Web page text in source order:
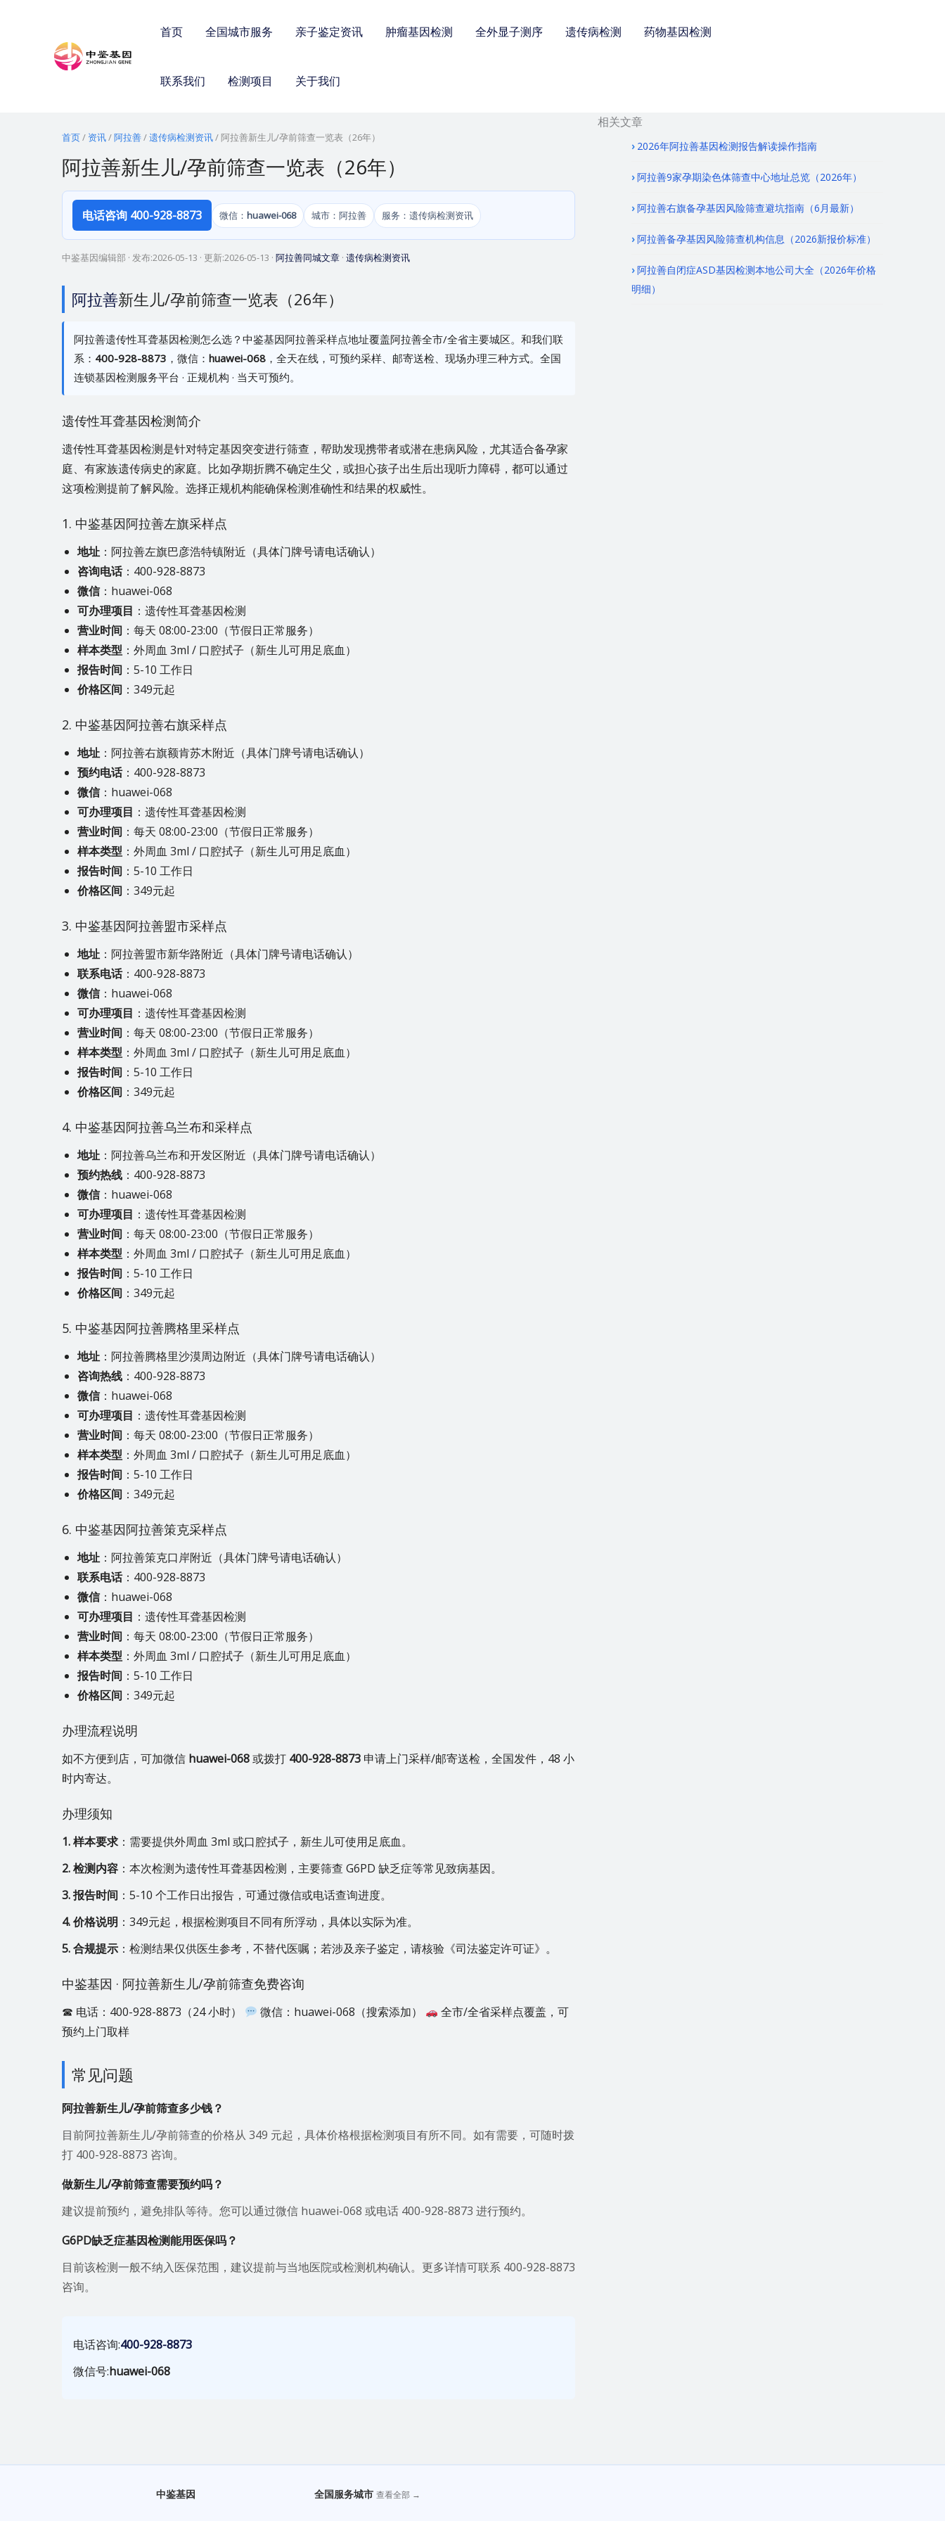
首页 全国城市服务 亲子鉴定资讯 肿瘤基因检测 全外显子测序 遗传病检测 药物基因检测
联系我们 检测项目 关于我们
首页/ 资讯/阿拉善/遗传病检测资讯/阿拉善新生儿/孕前筛查一览表（26年）
阿拉善新生儿/孕前筛查一览表（26年）
电话咨询 400-928-8873 微信： huawei-068 城市：阿拉善 服务：遗传病检测资讯
中鉴基因编辑部 · 发布:2026-05-13 · 更新:2026-05-13 · 阿拉善同城文章 · 遗传病检测资讯
阿拉善新生儿/孕前筛查一览表（26年）
阿拉善遗传性耳聋基因检测怎么选？中鉴基因阿拉善采样点地址覆盖阿拉善全市/全省主要城区。和我们联
系： 400-928-8873 ，微信： huawei-068 ，全天在线，可预约采样、邮寄送检、现场办理三种方式。全国
连锁基因检测服务平台 · 正规机构 · 当天可预约。
遗传性耳聋基因检测简介
遗传性耳聋基因检测是针对特定基因突变进行筛查，帮助发现携带者或潜在患病风险，尤其适合备孕家
庭、有家族遗传病史的家庭。比如孕期折腾不确定生父，或担心孩子出生后出现听力障碍，都可以通过
这项检测提前了解风险。选择正规机构能确保检测准确性和结果的权威性。
1. 中鉴基因阿拉善左旗采样点
地址 ：阿拉善左旗巴彦浩特镇附近（具体门牌号请电话确认）
咨询电话：400-928-8873
微信：huawei-068
可办理项目 ：遗传性耳聋基因检测
营业时间 ：每天 08:00-23:00（节假日正常服务）
样本类型 ：外周血 3ml / 口腔拭子（新生儿可用足底血）
报告时间 ：5-10 工作日
价格区间 ：349元起
2. 中鉴基因阿拉善右旗采样点
地址 ：阿拉善右旗额肯苏木附近（具体门牌号请电话确认）
预约电话：400-928-8873
微信：huawei-068
可办理项目 ：遗传性耳聋基因检测
营业时间 ：每天 08:00-23:00（节假日正常服务）
样本类型 ：外周血 3ml / 口腔拭子（新生儿可用足底血）
报告时间 ：5-10 工作日
价格区间 ：349元起
3. 中鉴基因阿拉善盟市采样点
地址 ：阿拉善盟市新华路附近（具体门牌号请电话确认）
联系电话：400-928-8873
微信：huawei-068
可办理项目 ：遗传性耳聋基因检测
营业时间 ：每天 08:00-23:00（节假日正常服务）
样本类型 ：外周血 3ml / 口腔拭子（新生儿可用足底血）
报告时间 ：5-10 工作日
价格区间 ：349元起
4. 中鉴基因阿拉善乌兰布和采样点
地址 ：阿拉善乌兰布和开发区附近（具体门牌号请电话确认）
预约热线 ：400-928-8873
微信：huawei-068
可办理项目 ：遗传性耳聋基因检测
营业时间 ：每天 08:00-23:00（节假日正常服务）
样本类型 ：外周血 3ml / 口腔拭子（新生儿可用足底血）
报告时间 ：5-10 工作日
价格区间 ：349元起
5. 中鉴基因阿拉善腾格里采样点
地址 ：阿拉善腾格里沙漠周边附近（具体门牌号请电话确认）
咨询热线 ：400-928-8873
微信：huawei-068
可办理项目 ：遗传性耳聋基因检测
营业时间 ：每天 08:00-23:00（节假日正常服务）
样本类型 ：外周血 3ml / 口腔拭子（新生儿可用足底血）
报告时间 ：5-10 工作日
价格区间 ：349元起
6. 中鉴基因阿拉善策克采样点
地址 ：阿拉善策克口岸附近（具体门牌号请电话确认）
联系电话：400-928-8873
微信：huawei-068
可办理项目 ：遗传性耳聋基因检测
营业时间 ：每天 08:00-23:00（节假日正常服务）
样本类型 ：外周血 3ml / 口腔拭子（新生儿可用足底血）
报告时间 ：5-10 工作日
价格区间 ：349元起
办理流程说明
如不方便到店，可加微信 huawei-068或拨打 400-928-8873 申请上门采样/邮寄送检，全国发件，48 小
时内寄达。
办理须知
1. 样本要求 ：需要提供外周血 3ml 或口腔拭子，新生儿可使用足底血。
2. 检测内容 ：本次检测为遗传性耳聋基因检测，主要筛查 G6PD 缺乏症等常见致病基因。
3. 报告时间 ：5-10 个工作日出报告，可通过微信或电话查询进度。
4. 价格说明 ：349元起，根据检测项目不同有所浮动，具体以实际为准。
5. 合规提示 ：检测结果仅供医生参考，不替代医嘱；若涉及亲子鉴定，请核验《司法鉴定许可证》。
中鉴基因 · 阿拉善新生儿/孕前筛查免费咨询
☎ 电话：400-928-8873（24 小时） 微信：huawei-068（搜索添加）
全市/全省采样点覆盖，可
预约上门取样
常见问题
阿拉善新生儿/孕前筛查多少钱？
目前阿拉善新生儿/孕前筛查的价格从 349 元起，具体价格根据检测项目有所不同。如有需要，可随时拨
打 400-928-8873 咨询。
做新生儿/孕前筛查需要预约吗？
建议提前预约，避免排队等待。您可以通过微信 huawei-068 或电话 400-928-8873 进行预约。
G6PD缺乏症基因检测能用医保吗？
目前该检测一般不纳入医保范围，建议提前与当地医院或检测机构确认。更多详情可联系 400-928-8873
咨询。
电话咨询:400-928-8873
微信号:huawei-068
相关文章
2026年阿拉善基因检测报告解读操作指南
阿拉善9家孕期染色体筛查中心地址总览（2026年）
阿拉善右旗备孕基因风险筛查避坑指南（6月最新）
阿拉善备孕基因风险筛查机构信息（2026新报价标准）
阿拉善自闭症ASD基因检测本地公司大全（2026年价格
明细）
中鉴基因 全国服务城市 查看全部 →